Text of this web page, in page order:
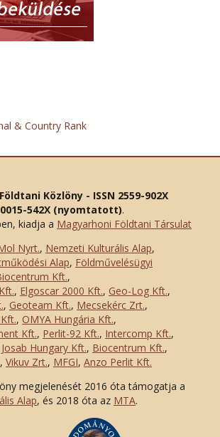
Közlöny - ISSN 2559-902X
0015-542X (nyomtatott).
kiadja a Magyarhoni Földtani Társulat
Nyrt., Nemzeti Kulturális Alap,
Alap, Földművelésügyi
Kft.,
., Elgoscar 2000 Kft., Geo-Log Kft.,
, Geoteam Kft., Mecsekérc Zrt.,
, OMYA Hungária Kft.,
Kft., Perlit-92 Kft., Intercomp Kft.,
Josab Hungary Kft., Biocentrum Kft.,
, Vikuv Zrt., MFGI, Anzo Perlit Kft.
megjelenését 2016 óta támogatja a
Alap, és 2018 óta az MTA.